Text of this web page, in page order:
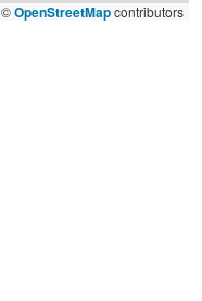
©OpenStreetMapcontributors